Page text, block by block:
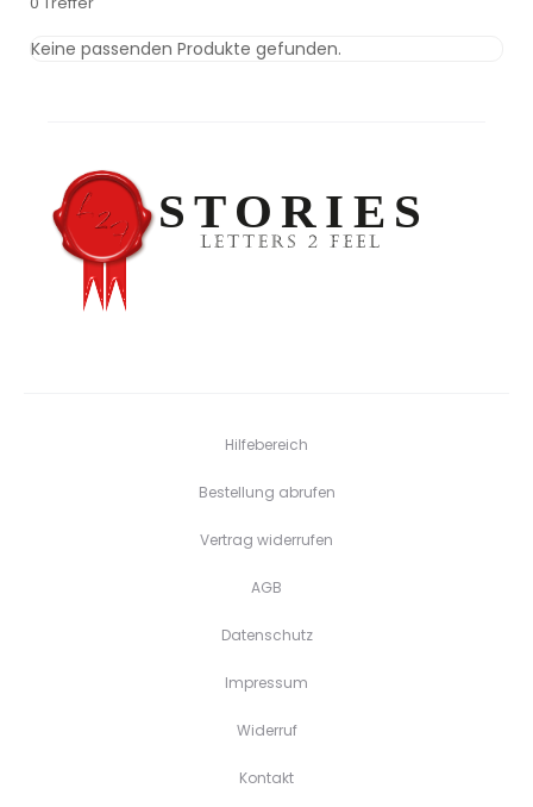
Keine passenden Produkte gefunden.
Hilfebereich
Bestellung abrufen
Vertrag widerrufen
AGB
Datenschutz
Impressum
Widerruf
Kontakt